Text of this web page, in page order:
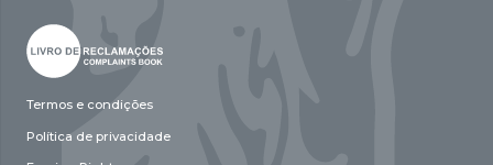
Termos e condições
Política de privacidade